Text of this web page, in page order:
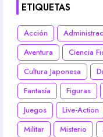
ETIQUETAS
Acción
Aventura
Ciencia
Cultura Japonesa
Fantasía
Figuras
Juegos
Live-Action
Militar
Misterio